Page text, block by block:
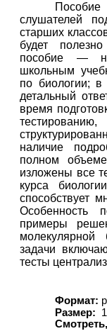
Пособие
слушателей
старших
будет
пособие —
школьным
по биологии;
детальный
время
наличие
полном
изложены все
курса
способствует
Особенность
примеры
задачи
тесты
Формат:
Размер: